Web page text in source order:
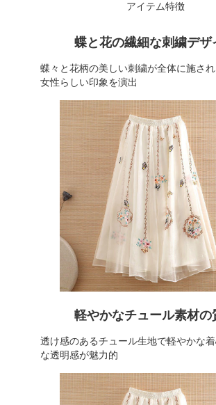
アイテム特徴
蝶と花の繊細な刺繍デザ
蝶々と花柄の美しい刺繍が全体に施さ
女性らしい印象を演出
軽やかなチュール素材の
透け感のあるチュール生地で軽やかな
な透明感が魅力的